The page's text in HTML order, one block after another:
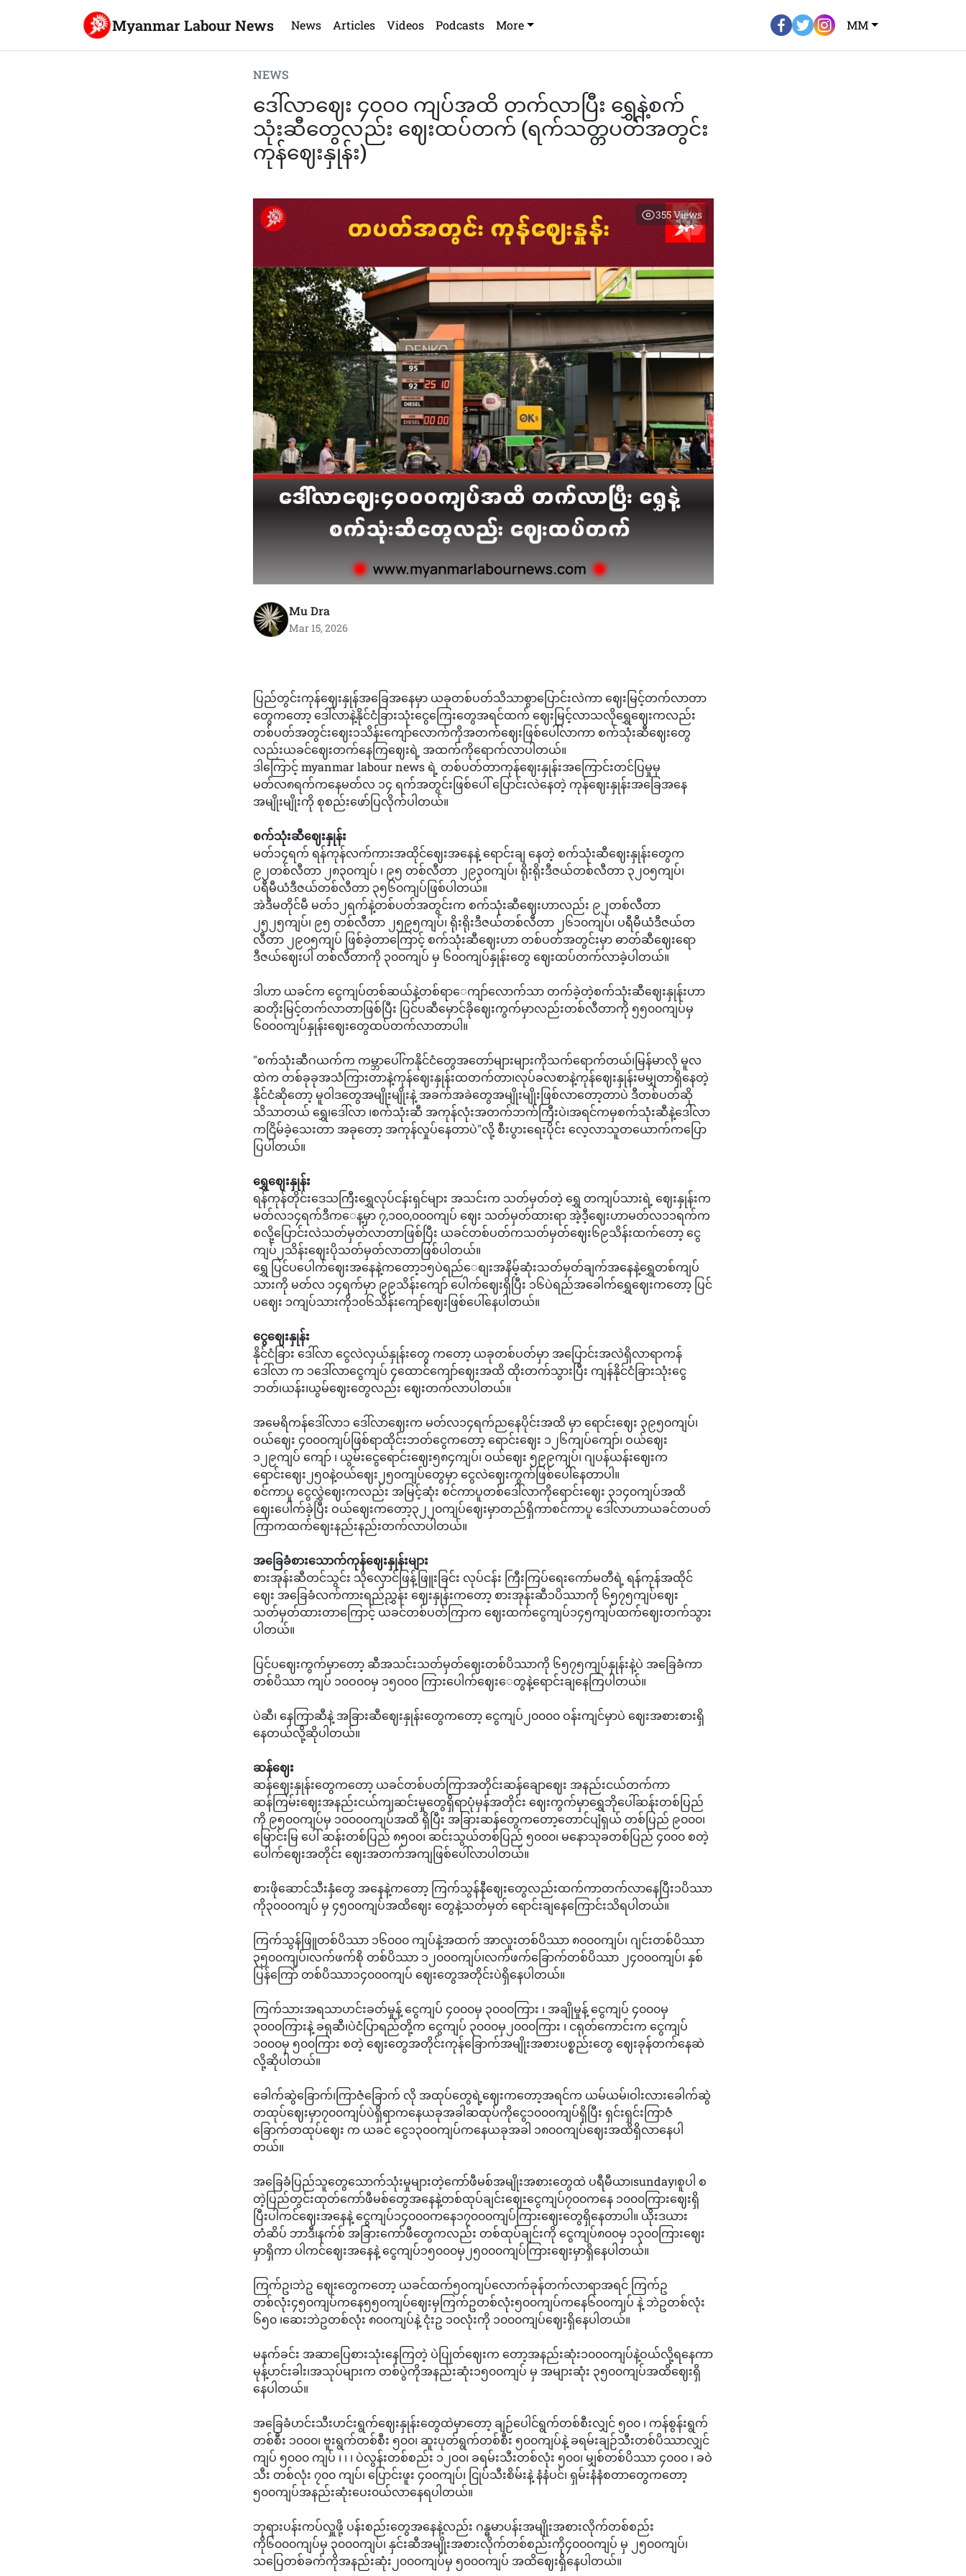
Myanmar Labour News News Articles Videos Podcasts More MM
NEWS
ဒေါ်လာဈေး ၄၀၀၀ ကျပ်အထိ တက်လာပြီး ရွှေနဲ့စက်
သုံးဆီတွေလည်း ဈေးထပ်တက် (ရက်သတ္တပတ်အတွင်း
ကုန်ဈေးနှုန်း)
355Views
Mu Dra
Mar 15, 2026
ပြည်တွင်းကုန်ဈေးနှုန်အခြေအနေမှာ ယခုတစ်ပတ်သိသာစွာပြောင်းလဲကာ ဈေးမြင့်တက်လာတာ
တွေကတော့ ဒေါ်လာနဲ့နိုင်ငံခြားသုံးငွေကြေးတွေအရင်ထက် ဈေးမြင့်လာသလိုရွှေဈေးကလည်း
တစ်ပတ်အတွင်းဈေး၁သိန်းကျော်လောက်ကိုအတက်‌ဈေးဖြစ်ပေါ်လာကာ စက်သုံးဆီဈေးတွေ
လည်းယခင်ဈေးတက်နေကြဈေးရဲ့ အထက်ကိုရောက်လာပါတယ်။
ဒါကြောင့် myanmar labour news ရဲ့ တစ်ပတ်တာကုန်ဈေးနှုန်းအကြောင်းတင်ပြမှုမှ
မတ်လ၈ရက်က‌နေမတ်လ ၁၄ ရက်အတွင်းဖြစ်ပေါ် ပြောင်းလဲနေတဲ့ ကုန်ဈေးနှုန်းအခြေအနေ
အမျိုးမျိုးကို စုစည်းဖော်ပြလိုက်ပါတယ်။
စက်သုံးဆီဈေးနှုန်း
မတ်၁၄ရက် ရန်ကုန်လက်ကားအထိုင်ဈေးအနေနဲ့ ရောင်းချ နေတဲ့ စက်သုံးဆီဈေးနှုန်းတွေက
၉၂တစ်လီတာ ၂၈၃၀ကျပ် ၊ ၉၅ တစ်လီတာ ၂၉၃၀ကျပ်၊ ရိုးရိုးဒီဇယ်တစ်လီတာ ၃၂၀၅ကျပ်၊
ပရီမီယံဒီဇယ်တစ်လီတာ ၃၅၆၀ကျပ်ဖြစ်ပါတယ်။
အဲဒီမတိုင်မီ မတ်၁၂ရက်နဲ့တစ်ပတ်အတွင်းက စက်သုံးဆီဈေးဟာလည်း ၉၂တစ်လီတာ
၂၅၂၅ကျပ်၊ ၉၅ တစ်လီတာ ၂၅၉၅ကျပ်၊ ရိုးရိုးဒီဇယ်တစ်လီတာ ၂၆၁၀ကျပ်၊ ပရီမီယံဒီဇယ်တ
လီတာ ၂၉၀၅ကျပ် ဖြစ်ခဲ့တာကြောင့် စက်သုံးဆီဈေးဟာ တစ်ပတ်အတွင်းမှာ ဓာတ်ဆီဈေး‌ရော
ဒီဇယ်ဈေးပါ တစ်လီတာကို ၃၀၀ကျပ် မှ ၆၀၀ကျပ်နှုန်းတွေ ဈေးထပ်တက်လာခဲ့ပါတယ်။
ဒါဟာ ယခင်က ငွေကျပ်တစ်ဆယ်နဲ့တစ်ရာ‌ေကျာ်လောက်သာ တက်ခဲ့တဲ့စက်သုံးဆီဈေးနှုန်းဟာ
ဆတိုးမြင့်တက်လာတာဖြစ်ပြီး ပြင်ပဆီမှောင်ခိုဈေးကွက်မှာလည်းတစ်လီတာကို ၅၅၀၀ကျပ်မှ
၆၀၀၀ကျပ်နှုန်းဈေးတွေထပ်တက်လာတာပါ။
"စက်သုံးဆီဂယက်က ကမ္ဘာပေါ်ကနိုင်ငံတွေအတော်များများကိုသက်ရောက်တယ်၊မြန်မာလို မူလ
ထဲက တစ်ခုခုအသံကြားတာနဲ့ကုန်ဈေးနှုန်းထတက်တာ၊လုပ်ခလစာနဲ့ကုန်ဈေးနှုန်းမမျှတာရှိနေတဲ့
နိုင်ငံဆိုတော့ မူဝါဒတွေအမျိုးမျိုးနဲ့ အခက်အခဲတွေအမျိုးမျိုးဖြစ်လာတော့တာပဲ ဒီတစ်ပတ်ဆို
သိသာတယ် ရွှေ၊ဒေါ်လာ ၊စက်သုံးဆီ အကုန်လုံးအတက်ဘက်ကြီးပဲ၊အရင်ကမှစက်သုံးဆီနဲ့ဒေါ်လာ
ကငြိမ်ခဲ့သေးတာ အခုတော့ အကုန်လှုပ်နေတာပဲ"လို့ စီးပွားရေးပိုင်း လေ့လာသူတယောက်ကပြော
ပြပါတယ်။
ရွှေဈေးနှုန်း
ရန်ကုန်တိုင်းဒေသကြီးရွှေလုပ်ငန်းရှင်များ အသင်းက သတ်မှတ်တဲ့ ရွှေ တကျပ်သားရဲ့ ဈေးနှုန်းက‌‌
မတ်လ၁၄ရက်ဒီက‌ေန့မှာ ၇,၁၀၀,၀၀၀ကျပ် ဈေး သတ်မှတ်ထားရာ အဲ့ဒီ့ဈေးဟာမတ်လ၁၁ရက်က
စလို့ပြောင်းလဲသတ်မှတ်လာတာဖြစ်ပြီး ယခင်တစ်ပတ်ကသတ်မှတ်ဈေး၆၉သိန်းထက်တော့ ငွေ
ကျပ်၂သိန်းဈေးပိုသတ်မှတ်လာတာဖြစ်ပါတယ်။
ရွှေ ပြင်ပပေါက်ဈေးအ‌နေနဲ့ကတော့၁၅ပဲရည်‌ေစျးအနိမ့်ဆုံးသတ်မှတ်ချက်အ‌‌နေနဲ့ရွှေတစ်ကျပ်
သားကို မတ်လ ၁၄ရက်မှာ ၉‌၉သိန်းကျော် ပေါက်ဈေးရှိပြီး ၁၆ပဲရည်အခေါက်ရွှေဈေးကတော့ ပြင်
ပဈေး ၁ကျပ်သားကို၁၀‌၆သိန်းကျော်ဈေးဖြစ်ပေါ်နေပါတယ်။
ငွေဈေးနှုန်း
နိုင်ငံခြား ဒေါ်လာ ငွေလဲလှယ်နှုန်းတွေ ကတော့ ယခုတစ်ပတ်မှာ အပြောင်းအလဲရှိလာရာကန်
ဒေါ်လာ က ၁ဒေါ်လာငွေကျပ် ၄ထောင်ကျော်ဈေးအထိ ထိုးတက်သွားပြီး ကျန်နိုင်ငံခြားသုံးငွေ
ဘတ်၊ယန်း၊ယွမ်ဈေးတွေလည်း ဈေးတက်လာပါတယ်။
အမေရိကန်ဒေါ်လာ၁‌ ဒေါ်လာဈေးက မတ်လ၁၄ရက်ည‌နေပိုင်းအထိ မှာ ရောင်းဈေး ၃၉၅၀ကျပ်၊
ဝယ်ဈေး ၄၀၀၀ကျပ်ဖြစ်ရာထိုင်းဘတ်ငွေကတော့ ရောင်းဈေး ၁၂၆ကျပ်ကျော်၊ ဝယ်ဈေး
၁၂၉ကျပ် ကျော် ၊ ယွမ်းငွေရောင်းဈေး၅၈၄ကျပ်၊ ဝယ်ဈေး ၅၉၉ကျပ်၊ ဂျပန်ယန်းဈေးက
ရောင်းဈေး၂၅၀နဲ့ဝယ်ဈေး၂၅၀ကျပ်တွေမှာ ငွေလဲဈေးကွက်ဖြစ်ပေါ်နေတာပါ။
စင်ကာပူ ငွေလွှဲဈေးကလည်း အမြင့်ဆုံး စင်ကာပူတစ်ဒေါ်လာကိုရောင်းဈေး ၃‌၁၄၀ကျပ်အထိ
ဈေးပေါက်ခဲ့ပြီး ဝယ်ဈေးကတော့၃၂၂၀ကျပ်ဈေးမှာတည်ရှိကာစင်ကာပူ‌ ဒေါ်လာဟာယခင်တပတ်
ကြာကထက်ဈေးနည်းနည်းတက်လာပါတယ်။
အခြေခံစားသောက်ကုန်ဈေးနှုန်းများ
စားအုန်းဆီတင်သွင်း သိုလှောင်ဖြန့်ဖြူးခြင်း လုပ်ငန်း ကြီးကြပ်ရေးကော်မတီရဲ့ ရန်ကုန်အထိုင်
ဈေး အခြေခံလက်ကားရည်ညွှန်း ဈေးနှုန်းကတော့ စားအုန်းဆီ၁ပိဿာကို ၆၅၇၅ကျပ်ဈေး
သတ်မှတ်ထားတာကြောင့် ယခင်တစ်ပတ်ကြာက ဈေးထက်ငွေကျပ်၁၄၅ကျပ်ထက်ဈေးတက်သွား
ပါတယ်။
ပြင်ပဈေးကွက်မှာတော့ ဆီအသင်းသတ်မှတ်ဈေးတစ်ပိဿာကို ၆၅၇၅ကျပ်နှုန်းနဲ့ပဲ အခြေခံကာ
တစ်ပိဿာ ကျပ် ၁၀ဝ၀၀မှ ၁၅၀၀၀ ကြားပေါက်ဈေး‌ေတွနဲ့ရောင်းချနေကြပါတယ်။
ပဲဆီ၊ နေကြာဆီနဲ့ အခြားဆီဈေးနှုန်းတွေကတော့ ငွေကျပ်၂၀၀၀၀ ဝန်းကျင်မှာပဲ ဈေးအစားစားရှိ
နေတယ်လို့ဆိုပါတယ်။
ဆန်ဈေး
ဆန်ဈေးနှုန်းတွေကတော့ ယခင်တစ်ပတ်ကြာအတိုင်းဆန်ချောဈေး အနည်းငယ်တက်ကာ
ဆန်ကြမ်းဈေးအနည်းငယ်ကျဆင်းမှုတွေရှိရာပုံမှန်အတိုင်း ဈေးကွက်မှာရွှေဘိုပေါ်ဆန်းတစ်ပြည်
ကို ၉၅၀၀ကျပ်မှ ၁၀၀၀၀ကျပ်အထိ ရှိပြီး အခြားဆန်တွေကတော့တောင်ပျံရှယ် တစ်ပြည် ၉၀၀၀၊
မြောင်းမြ ပေါ် ဆန်းတစ်ပြည် ၈၅၀၀၊ ဆင်းသွယ်တစ်ပြည် ၅၀၀၀၊ မနောသုခတစ်ပြည် ၄၀၀၀ စတဲ့
ပေါက်ဈေးအတိုင်း ဈေးအတက်အကျဖြစ်ပေါ်လာပါတယ်။
စားဖိုဆောင်သီးနှံတွေ အနေနဲ့ကတော့ ကြက်သွန်နီဈေးတွေလည်းထက်ကာတက်လာနေပြီး၁ပိဿာ
ကို၃၀၀၀ကျပ် မှ ၄၅၀၀ကျပ်အထိ‌ဈေး တွေနဲ့သတ်မှတ်‌ ရောင်းချနေကြောင်းသိရပါတယ်။
ကြက်သွန်ဖြူတစ်ပိဿာ ၁၆၀၀၀ ကျပ်နဲ့အထက် အာလူးတစ်ပိဿာ ၈၀၀၀ကျပ်၊ ဂျင်းတစ်ပိဿာ
၃၅၀၀ကျပ်၊လက်ဖက်စို တစ်ပိဿာ ၁၂၀၀၀ကျပ်၊လက်ဖက်ခြောက်တစ်ပိဿာ ၂၄၀၀၀ကျပ်၊ နှစ်
ပြန်ကြော် တစ်ပိဿာ၁၄၀၀၀ကျပ် ဈေးတွေအတိုင်းပဲရှိနေပါတယ်။
ကြက်သားအရသာဟင်းခတ်မှုန့်‌ ငွေကျပ် ၄၀၀၀မှ ၃၀၀၀ကြား ၊ အချိုမှုန့် ငွေကျပ် ၄၀၀၀မှ
၃၀၀၀ကြားနဲ့ ခရုဆီ၊ပဲငံပြာရည်တို့က ငွေကျပ် ၃၀၀၀မှ၂၀၀၀ကြား ၊ ငရုတ်ကောင်းက ငွေကျပ်
၁၀၀၀မှ ၅၀‌၀ကြား စတဲ့ ဈေးတွေအတိုင်းကုန်ခြောက်အမျိုးအစားပစ္စည်းတွေ ဈေးခုန်တက်နေဆဲ
လို့ဆိုပါတယ်။
ခေါက်ဆွဲခြောက်၊ကြာဇံခြောက် လို အထုပ်တွေရဲ့ဈေးကတော့အရင်က ယမ်ယမ်၊ဝါးလားခေါက်ဆွဲ
တထုပ်ဈေးမှာ၇၀၀ကျပ်ပဲရှိရာကနေယခုအခါဆထုပ်ကိုငွေ၁၀၀၀ကျပ်ရှိပြီး ရှင်းရှင်းကြာဇံ
ခြောက်တထုပ်ဈေး က ယခင် ငွေ၁၃၀၀ကျပ်ကနေယခုအခါ ၁၈၀၀ကျပ်ဈေးအထိရှိလာနေပါ
တယ်။
အခြေခံပြည်သူတွေသောက်သုံးမှုများတဲ့ကော်ဖီမစ်အမျိုးအစားတွေထဲ ပရီမီယာ၊sunday၊စူပါ စ
တဲ့ပြည်တွင်းထုတ်ကော်ဖီမစ်တွေအနေနဲ့တစ်ထုပ်ချင်းဈေးငွေကျပ်၇၀၀ကနေ ၁၀၀၀ကြားဈေးရှိ
ပြီးပါကင်ဈေးအနေနဲ့ ငွေကျပ်၁၄၀၀၀ကနေ၁၇၀‌၀၀ကျပ်ကြားဈေးတွေရှိနေတာပါ။ ယိုးဒယား
တံဆိပ် ဘာဒီ၊နက်စ် အခြားကော်ဖီတွေကလည်း တစ်ထုပ်ချင်းကို ငွေကျပ်၈၀၀မှ ၁၃၀၀ကြားဈေး
မှာရှိကာ ပါကင်ဈေးအနေနဲ့ ငွေကျပ်၁၅၀၀၀မှ၂၅၀၀၀ကျပ်ကြားဈေးမှာရှိနေပါတယ်။
ကြက်ဥ၊ဘဲဥ ဈေးတွေကတော့ ယခင်ထက်၅၀ကျပ်လောက်ခုန်တက်လာရာအရင် ကြက်ဥ
တစ်လုံး၄၅၀ကျပ်ကနေ၅၅၀ကျပ်ဈေးမှကြက်ဥတစ်လုံး၅၀၀ကျပ်ကနေ၆၀၀ကျပ် နဲ့ ဘဲဥတစ်လုံး
၆၅၀ ၊ဆေးဘဲဥတစ်လုံး ၈၀၀ကျပ်နဲ့ ငုံးဥ ၁၀လုံးကို ‌၁၀၀၀ကျပ်ဈေးရှိနေပါတယ်။
မနက်ခင်း အဆာပြေစားသုံးနေကြတဲ့ ပဲပြုတ်ဈေးက‌ တော့အနည်းဆုံး၁၀၀၀ကျပ်နဲ့ဝယ်လို့ရနေကာ
မုန့်ဟင်းခါး၊အသုပ်များက တစ်ပွဲကိုအနည်းဆုံး၁၅၀၀ကျပ် မှ အများဆုံး ၃၅၀၀ကျပ်အထိဈေးရှိ
နေပါတယ်။
အခြေခံဟင်းသီးဟင်းရွက်ဈေးနှုန်းတွေထဲမှာတော့ ချဉ်ပေါင်ရွက်တစ်စီးလျှင် ၅၀၀ ၊ ကန်စွန်းရွက်
တစ်စီး ၁၀၀၀၊ ဗူးရွက်တစ်စီး ၅၀၀၊ ဆူးပုတ်ရွက်တစ်စီး ၅၀၀ကျပ်နဲ့ ခရမ်းချဉ်သီးတစ်ပိဿာလျှင်
ကျပ် ၅၀၀၀ ကျပ် ၊ ၊ ၊ ပဲလွန်းတစ်စည်း ၁၂၀၀၊ ခရမ်းသီးတစ်လုံး ၅၀၀၊ မျှစ်တစ်ပိဿာ ၄၀၀၀ ၊ ခဝဲ
သီး တစ်လုံး ၇၀၀ ကျပ်၊ ပြောင်းဖူး ၄၀၀ကျပ်၊ ငြုပ်သီးစိမ်းနဲ့ နံနံပင်၊ ရှမ်းနံနံစတာတွေကတော့
၅၀၀ကျပ်အနည်းဆုံးပေး၀ယ်လာနေရပါတယ်။
ဘုရားပန်းကပ်လှူဖို့ ပန်းစည်းတွေအနေနဲ့လည်း ဂန္ဓမာပန်းအမျိုးအစားလိုက်တစ်စည်း
ကို၆၀၀၀ကျပ်မှ ၃၀၀၀ကျပ်၊ နှင်းဆီအမျိုးအစားလိုက်တစ်စည်းကို၄၀၀၀ကျပ် မှ ၂၅၀၀ကျပ်၊
သပြေတစ်ခက်ကိုအနည်းဆုံး၂၀၀၀ကျပ်မှ ၅၀၀၀ကျပ် အထိဈေးရှိနေပါတယ်။